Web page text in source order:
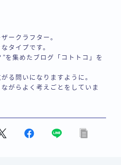
ークラフター。
タイプです。
”を集めたブログ「コトトコ」を
る問いになりますように。
がらよく考えごとをしていま